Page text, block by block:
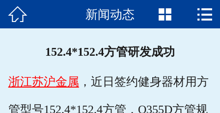
首页
新闻动态
 新闻动态  
152.4*152.4方管研发成功
浙江苏沪金属 ，近日签约健身器材用方
管型号152.4*152.4方管，Q355D方管规